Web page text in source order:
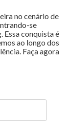
no cenário de
se
conquista é
ao longo dos
Faça agora